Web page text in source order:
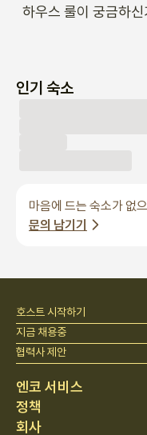
하우스 룰이 궁금하
인기 숙소
마음에 드는 숙소가 없
문의 남기기
엔코 서비스
스테이 찾기
베딩
정책
개인정보 처리방침
회사
호스트 시작하기
지금 채용중
협력사 제안